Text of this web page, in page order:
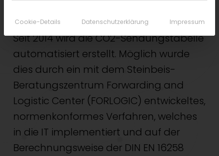
Seit 2014 wird die CO2-Sendungstabelle
automatisiert erstellt. Möglich wurde
dies durch ein mit dem Steinbeis-
Beratungszentrum Forwarding and
Logistic Center (FORLOGIC) entwickeltes,
normenkonformes Verfahren, welches
in die IT implementiert und auf der
Berechnungsweise der DIN EN 16258
Cookie-Details Datenschutzerklärung Impressum